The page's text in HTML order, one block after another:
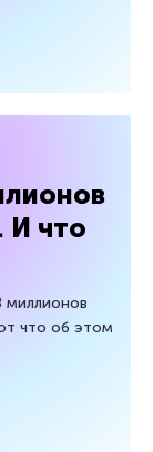
И что
миллионов
что об этом